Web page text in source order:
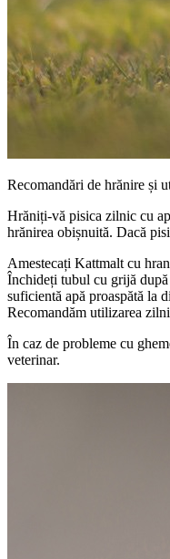
Recomandări de hrănire și
Hrăniți-vă pisica zilnic cu
hrănirea obișnuită. Dacă
Amestecați Kattmalt cu
Închideți tubul cu grijă
suficientă apă proaspătă la
Recomandăm utilizarea
În caz de probleme cu
veterinar.